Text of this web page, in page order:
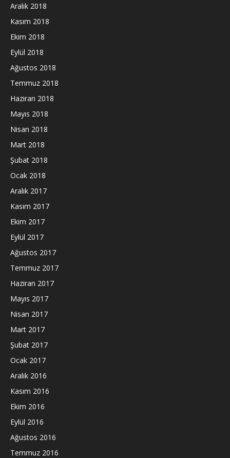
Aralık 2018
Kasım 2018
Ekim 2018
Eylül 2018
Ağustos 2018
Temmuz 2018
Haziran 2018
Mayıs 2018
Nisan 2018
Mart 2018
Şubat 2018
Ocak 2018
Aralık 2017
Kasım 2017
Ekim 2017
Eylül 2017
Ağustos 2017
Temmuz 2017
Haziran 2017
Mayıs 2017
Nisan 2017
Mart 2017
Şubat 2017
Ocak 2017
Aralık 2016
Kasım 2016
Ekim 2016
Eylül 2016
Ağustos 2016
Temmuz 2016